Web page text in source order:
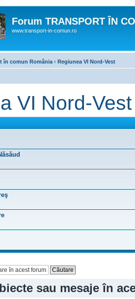
Forum TRANSPORT ÎN
www.transport-in-comun.ro
în comun România ‹ Regiunea VI Nord-Vest
VI Nord-Vest
sau mesaje în